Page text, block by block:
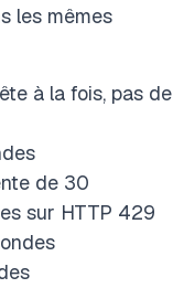
les mêmes
à la fois, pas de
de 30
sur HTTP 429